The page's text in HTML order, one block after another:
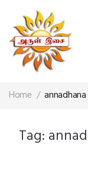
Home /
Tag: